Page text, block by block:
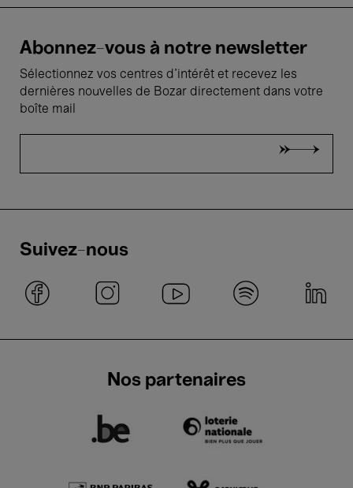
Abonnez-vous à notre newsletter
Sélectionnez vos centres d'intérêt et recevez les
dernières nouvelles de Bozar directement dans votre
boîte mail
Suivez-nous
Nos partenaires